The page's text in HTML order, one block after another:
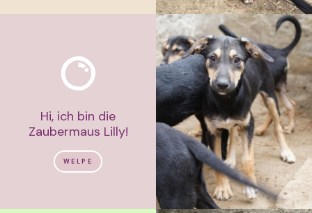
Hi, ich bin die
Zaubermaus Lilly!
WELPE